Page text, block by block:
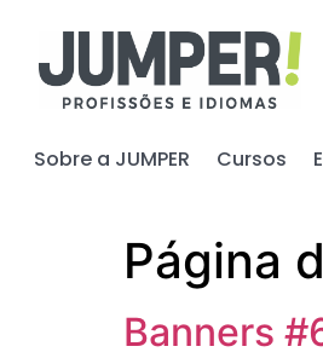
Sobre a JUMPER Cursos
Página
Banners